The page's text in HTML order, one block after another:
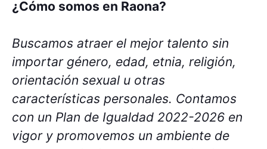
¿Cómo somos en Raona?
Buscamos atraer el mejor talento sin
importar género, edad, etnia, religión,
orientación sexual u otras
características personales. Contamos
con un Plan de Igualdad 2022-2026 en
vigor y promovemos un ambiente de